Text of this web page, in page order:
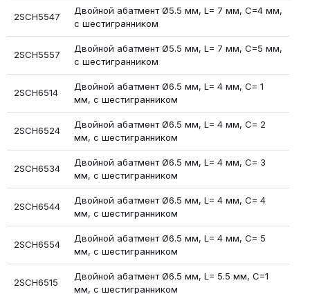
2SCH5547
Двойной абатмент Ø5.5 мм, L= 7 мм, С=4 мм,
с шестигранником
2SCH5557
Двойной абатмент Ø5.5 мм, L= 7 мм, С=5 мм,
с шестигранником
2SCH6514
Двойной абатмент Ø6.5 мм, L= 4 мм, С= 1
мм, с шестигранником
2SCH6524
Двойной абатмент Ø6.5 мм, L= 4 мм, С= 2
мм, с шестигранником
2SCH6534
Двойной абатмент Ø6.5 мм, L= 4 мм, С= 3
мм, с шестигранником
2SCH6544
Двойной абатмент Ø6.5 мм, L= 4 мм, С= 4
мм, с шестигранником
2SCH6554
Двойной абатмент Ø6.5 мм, L= 4 мм, С= 5
мм, с шестигранником
2SCH6515
Двойной абатмент Ø6.5 мм, L= 5.5 мм, С=1
мм, с шестигранником